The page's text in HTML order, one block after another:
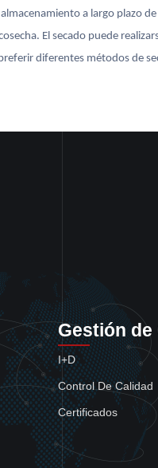
a largo plazo de
El secado puede
diferentes métodos de
Gestión de
I+D
Control De Calidad
Certificados